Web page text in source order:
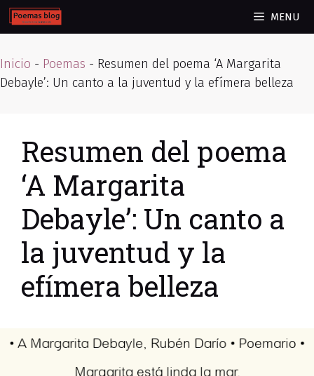
Skip
to
MENU
Inicio - Poemas - Resumen del poema ‘A Margarita
Debayle’: Un canto a la juventud y la efímera belleza
Resumen del poema
‘A Margarita
Debayle’: Un canto a
la juventud y la
efímera belleza